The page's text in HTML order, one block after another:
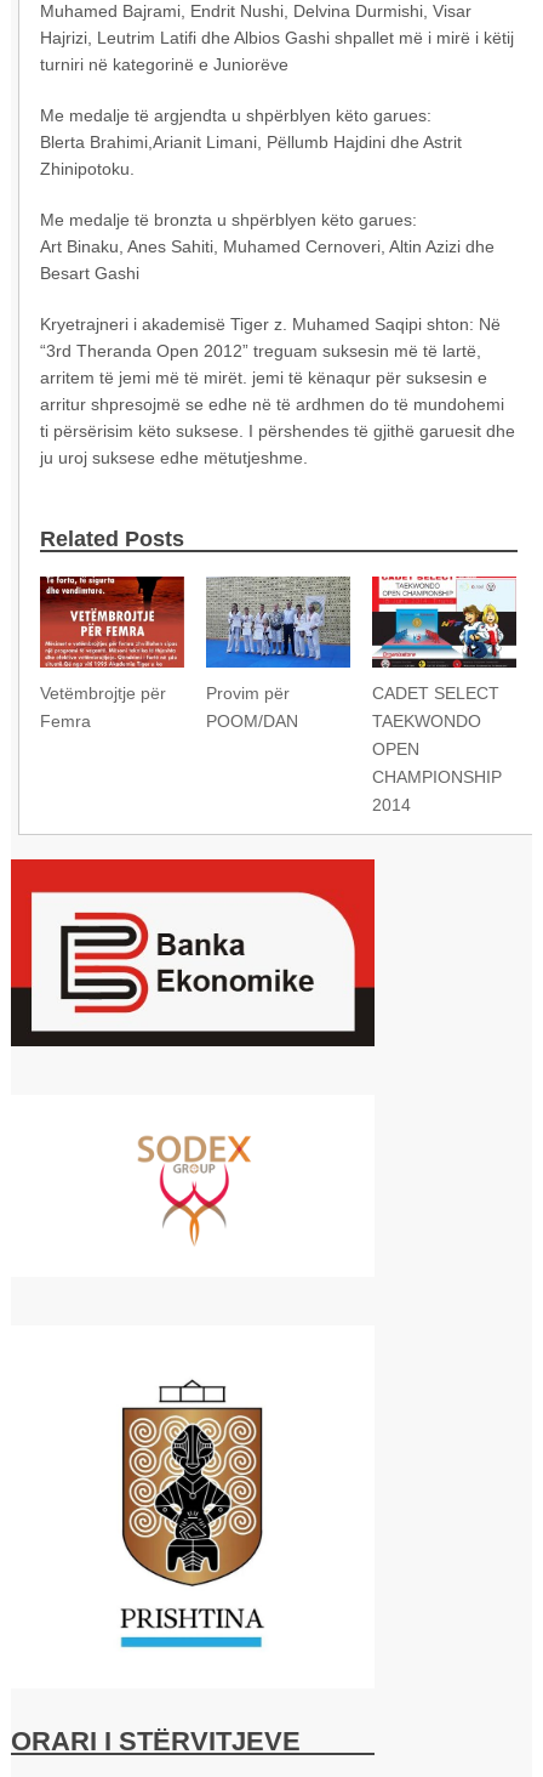
Muhamed Bajrami, Endrit Nushi, Delvina Durmishi, Visar
Hajrizi, Leutrim Latifi dhe Albios Gashi shpallet më i mirë i këtij
turniri në kategorinë e Juniorëve
Me medalje të argjendta u shpërblyen këto garues:
Blerta Brahimi,Arianit Limani, Pëllumb Hajdini dhe Astrit
Zhinipotoku.
Me medalje të bronzta u shpërblyen këto garues:
Art Binaku, Anes Sahiti, Muhamed Cernoveri, Altin Azizi dhe
Besart Gashi
Kryetrajneri i akademisë Tiger z. Muhamed Saqipi shton: Në
“3rd Theranda Open 2012” treguam suksesin më të lartë,
arritem të jemi më të mirët. jemi të kënaqur për suksesin e
arritur shpresojmë se edhe në të ardhmen do të mundohemi
ti përsërisim këto suksese. I përshendes të gjithë garuesit dhe
ju uroj suksese edhe mëtutjeshme.
Related Posts
Vetëmbrojtje për
Femra
Provim për
POOM/DAN
CADET SELECT
TAEKWONDO
OPEN
CHAMPIONSHIP
2014
ORARI I STËRVITJEVE